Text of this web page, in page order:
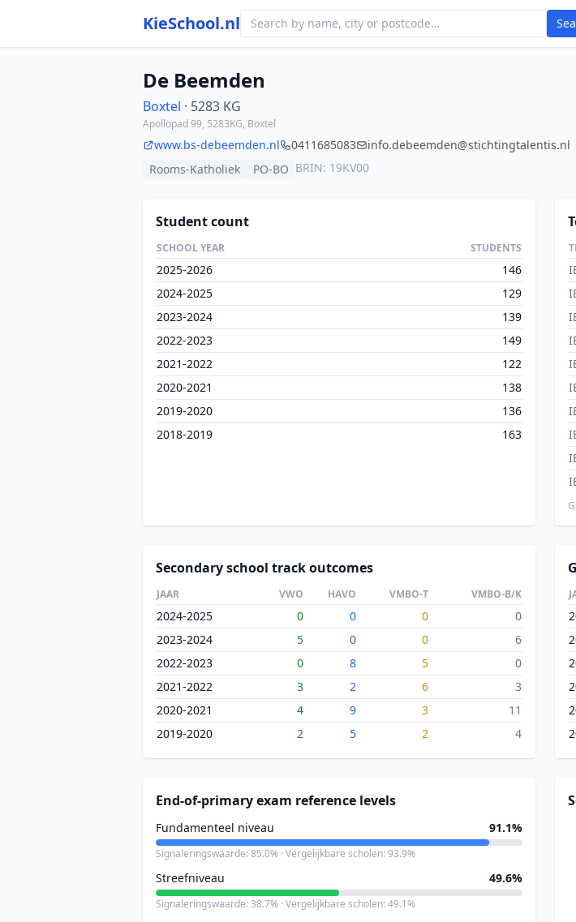
KieSchool.nl
De Beemden
Boxtel · 5283 KG
Apollopad 99, 5283KG, Boxtel
www.bs-debeemden.nl 0411685083
info.debeemden@stichtingtalentis.nl
Rooms-Katholiek
PO-BO BRIN: 19KV00
Student count
SCHOOL YEAR STUDENTS
2025-2026
146
2024-2025
129
2023-2024
139
2022-2023
149
2021-2022
122
2020-2021
138
2019-2020
136
2018-2019
163
Secondary school track outcomes
JAAR VWO HAVO VMBO-T VMBO-B/K
2024-2025 0 0 0
0
2023-2024
5 0 0
6
2022-2023
0 8 5
0
2021-2022
3 2 6
3
2020-2021
4 9 3
11
2019-2020
2 5 2 4
End-of-primary exam reference levels
Fundamenteel niveau 91.1%
Signaleringswaarde: 85.0% · Vergelijkbare scholen: 93.9%
Streefniveau 49.6%
Signaleringswaarde: 38.7% · Vergelijkbare scholen: 49.1%